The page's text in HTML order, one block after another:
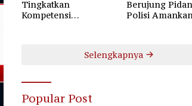
Tingkatkan
Kompetensi
Berujung
Polisi Amankan
Selengkapnya
Popular Post